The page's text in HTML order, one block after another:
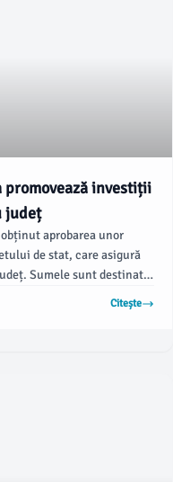
investiții
județ
aprobarea unor
de stat, care asigură
Sumele sunt destinate
și reabilitării energetice,
Citește